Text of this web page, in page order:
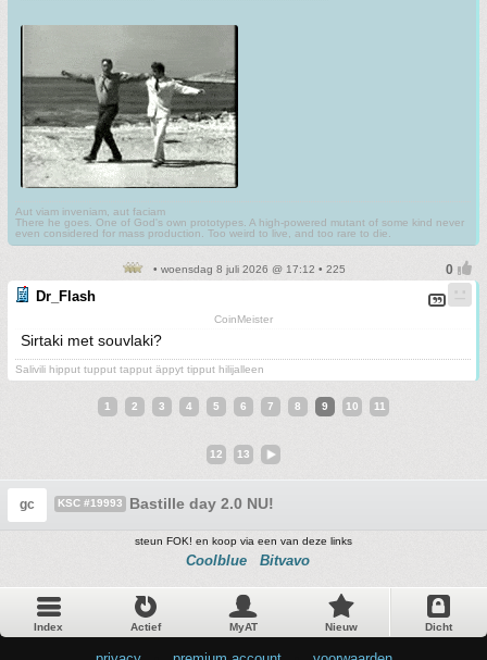
Aut viam inveniam, aut faciam
There he goes. One of God's own prototypes. A high-powered mutant of some kind never
even considered for mass production. Too weird to live, and too rare to die.
• woensdag 8 juli 2026 @ 17:12 • 225
Dr_Flash
CoinMeister
Sirtaki met souvlaki?
Salivili hipput tupput tapput äppyt tipput hilijalleen
1 2 3 4 5 6 7 8 9 10 11
12 13
gc KSC #19993 Bastille day 2.0 NU!
steun FOK! en koop via een van deze links
Coolblue Bitvavo
Index Actief MyAT Nieuw Dicht